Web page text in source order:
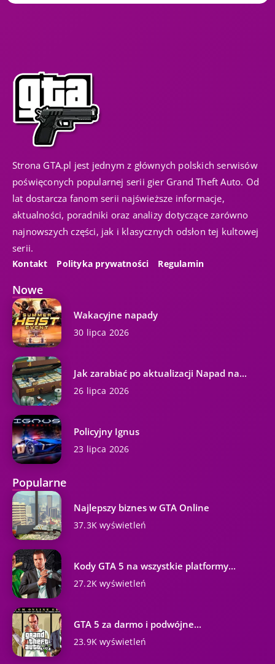
Strona GTA.pl jest jednym z głównych polskich serwisów
poświęconych popularnej serii gier Grand Theft Auto. Od
lat dostarcza fanom serii najświeższe informacje,
aktualności, poradniki oraz analizy dotyczące zarówno
najnowszych części, jak i klasycznych odsłon tej kultowej
serii.
Kontakt Polityka prywatności Regulamin
Nowe
Wakacyjne napady
30 lipca 2026
Jak zarabiać po aktualizacji Napad na...
26 lipca 2026
Policyjny Ignus
23 lipca 2026
Popularne
Najlepszy biznes w GTA Online
37.3K wyświetleń
Kody GTA 5 na wszystkie platformy...
27.2K wyświetleń
GTA 5 za darmo i podwójne...
23.9K wyświetleń